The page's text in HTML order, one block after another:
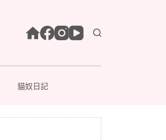
貓奴日記